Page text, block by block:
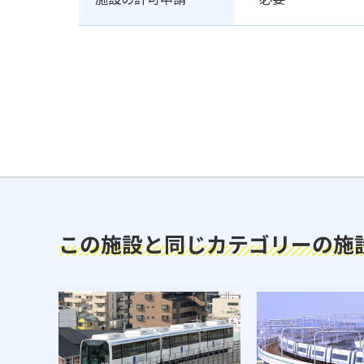
この施設と同じカテゴリーの施